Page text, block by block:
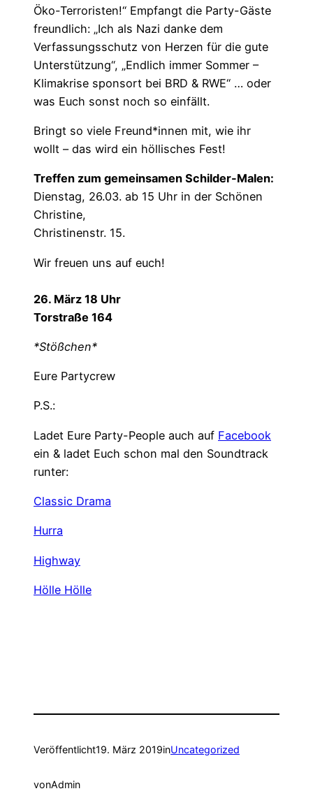
Öko-Terroristen!“ Empfangt die Party-Gäste
freundlich: „Ich als Nazi danke dem
Verfassungsschutz von Herzen für die gute
Unterstützung“, „Endlich immer Sommer –
Klimakrise sponsort bei BRD & RWE“ … oder
was Euch sonst noch so einfällt.
Bringt so viele Freund*innen mit, wie ihr
wollt – das wird ein höllisches Fest!
Treffen zum gemeinsamen Schilder-Malen:
Dienstag, 26.03. ab 15 Uhr in der Schönen
Christine,
Christinenstr. 15.
Wir freuen uns auf euch!
26. März 18 Uhr
Torstraße 164
*Stößchen*
Eure Partycrew
P.S.:
Ladet Eure Party-People auch auf Facebook
ein & ladet Euch schon mal den Soundtrack
runter:
Classic Drama
Hurra
Highway
Hölle Hölle
Veröffentlicht19. März 2019inUncategorized
vonAdmin